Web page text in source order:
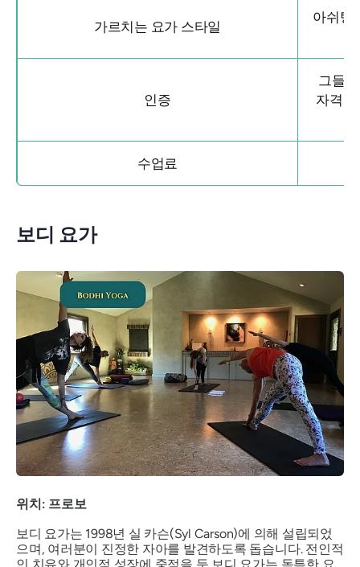
가르치는 요가 스타일
아쉬탕
인증
그들
자격증
수업료
보디 요가
위치: 프로보
보디 요가는 1998년 실 카슨(Syl Carson)에 의해 설립되었
으며, 여러분이 진정한 자아를 발견하도록 돕습니다. 전인적
인 치유와 개인적 성장에 중점을 둔 보디 요가는 독특한 요